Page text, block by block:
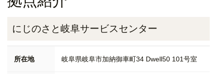
にじのさと岐阜サービスセンター
所在地 岐阜県岐阜市加納御車町34 Dwell50 101号室